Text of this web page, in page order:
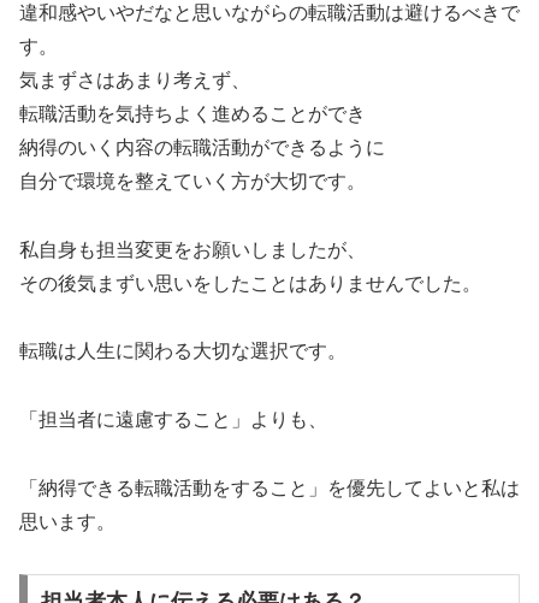
違和感やいやだなと思いながらの転職活動は避けるべきで
す。
気まずさはあまり考えず、
転職活動を気持ちよく進めることができ
納得のいく内容の転職活動ができるように
自分で環境を整えていく方が大切です。
私自身も担当変更をお願いしましたが、
その後気まずい思いをしたことはありませんでした。
転職は人生に関わる大切な選択です。
「担当者に遠慮すること」よりも、
「納得できる転職活動をすること」を優先してよいと私は
思います。